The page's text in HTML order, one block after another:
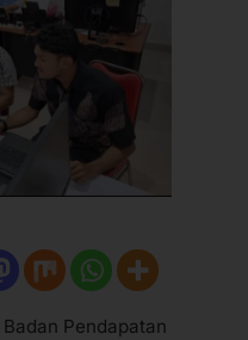
Pendapatan